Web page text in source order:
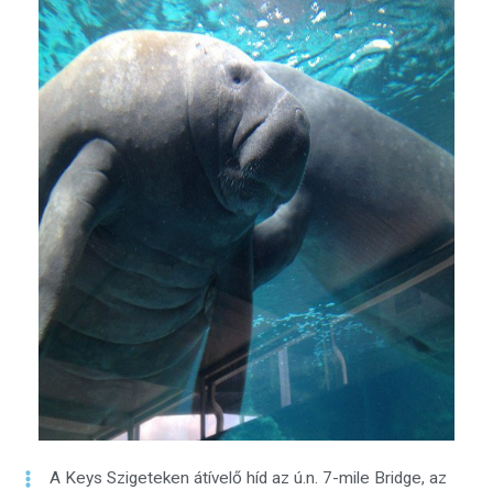
A Keys Szigeteken átívelő híd az ú.n. 7-mile Bridge, az